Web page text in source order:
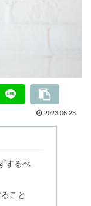
2023.06.23
するべ
こと